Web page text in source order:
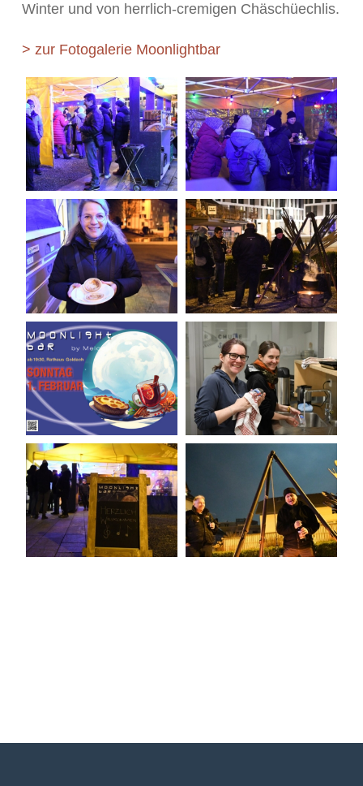
Winter und von herrlich-cremigen Chäschüechlis.
> zur Fotogalerie Moonlightbar